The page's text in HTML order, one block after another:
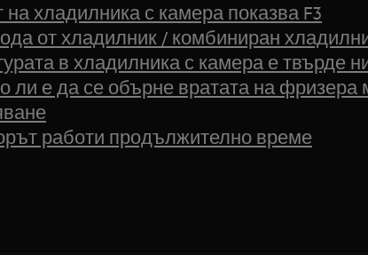
хладилника с камера показва F3
от хладилник / комбиниран
в хладилника с камера е твърде
ли е да се обърне вратата на фризера
работи продължително време